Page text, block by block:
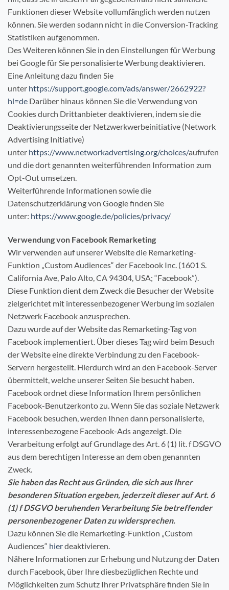
Funktionen dieser Website vollumfänglich werden nutzen
können. Sie werden sodann nicht in die Conversion-Tracking
Statistiken aufgenommen.
Des Weiteren können Sie in den Einstellungen für Werbung
bei Google für Sie personalisierte Werbung deaktivieren.
Eine Anleitung dazu finden Sie
unter https://support.google.com/ads/answer/2662922?
hl=de Darüber hinaus können Sie die Verwendung von
Cookies durch Drittanbieter deaktivieren, indem sie die
Deaktivierungsseite der Netzwerkwerbeinitiative (Network
Advertising Initiative)
unter https://www.networkadvertising.org/choices/aufrufen
und die dort genannten weiterführenden Information zum
Opt-Out umsetzen.
Weiterführende Informationen sowie die
Datenschutzerklärung von Google finden Sie
unter: https://www.google.de/policies/privacy/
Verwendung von Facebook Remarketing
Wir verwenden auf unserer Website die Remarketing-
Funktion „Custom Audiences“ der Facebook Inc. (1601 S.
California Ave, Palo Alto, CA 94304, USA; “Facebook”).
Diese Funktion dient dem Zweck die Besucher der Website
zielgerichtet mit interessenbezogener Werbung im sozialen
Netzwerk Facebook anzusprechen.
Dazu wurde auf der Website das Remarketing-Tag von
Facebook implementiert. Über dieses Tag wird beim Besuch
der Website eine direkte Verbindung zu den Facebook-
Servern hergestellt. Hierdurch wird an den Facebook-Server
übermittelt, welche unserer Seiten Sie besucht haben.
Facebook ordnet diese Information Ihrem persönlichen
Facebook-Benutzerkonto zu. Wenn Sie das soziale Netzwerk
Facebook besuchen, werden Ihnen dann personalisierte,
interessenbezogene Facebook-Ads angezeigt. Die
Verarbeitung erfolgt auf Grundlage des Art. 6 (1) lit. f DSGVO
aus dem berechtigen Interesse an dem oben genannten
Zweck.
Sie haben das Recht aus Gründen, die sich aus Ihrer
besonderen Situation ergeben, jederzeit dieser auf Art. 6
(1) f DSGVO beruhenden Verarbeitung Sie betreffender
personenbezogener Daten zu widersprechen.
Dazu können Sie die Remarketing-Funktion „Custom
Audiences“ hierdeaktivieren.
Nähere Informationen zur Erhebung und Nutzung der Daten
durch Facebook, über Ihre diesbezüglichen Rechte und
Möglichkeiten zum Schutz Ihrer Privatsphäre finden Sie in